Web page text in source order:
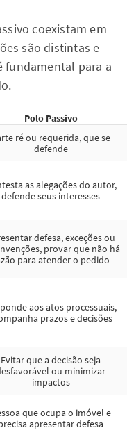
coexistam em
são distintas e
fundamental para a
Polo Passivo
ré ou requerida, que se
defende
as alegações do autor,
defende seus interesses
defesa, exceções ou
provar que não há
para atender o pedido
aos atos processuais,
prazos e decisões
Evitar que a decisão seja
ou minimizar
impactos
que ocupa o imóvel e
apresentar defesa